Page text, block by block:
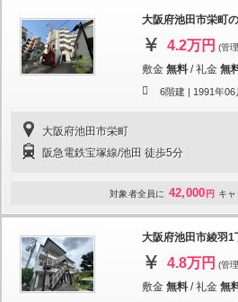
大阪府池田市栄町
4.2万円 (管
敷金 無料 /礼金 無
6階建 | 1991年06
大阪府池田市栄町
阪急電鉄宝塚線/池田 徒歩5分
対象者全員に 42,000 円 キ
大阪府池田市綾羽
4.8万円 (管
敷金 無料 /礼金 無